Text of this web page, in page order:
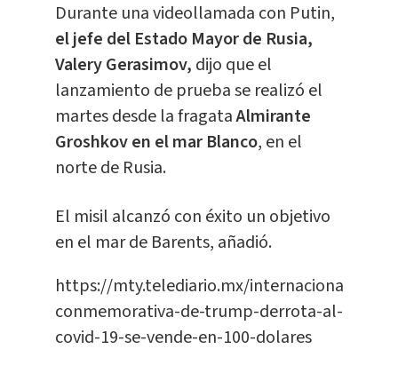
Durante una videollamada con Putin,
el jefe del Estado Mayor de Rusia,
Valery Gerasimov, dijo que el
lanzamiento de prueba se realizó el
martes desde la fragataAlmirante
Groshkov en el mar Blanco, en el
norte de Rusia.
El misil alcanzó con éxito un objetivo
en el mar de Barents, añadió.
https://mty.telediario.mx/internacional/
conmemorativa-de-trump-derrota-al-
covid-19-se-vende-en-100-dolares